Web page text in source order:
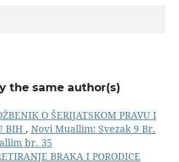
the same author(s)
O ŠERIJATSKOM PRAVU I
BIH , Novi Muallim: Svezak 9 Br.
br. 35
BRAKA I PORODICE